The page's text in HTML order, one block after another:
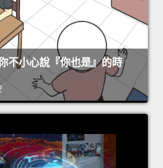
不小心說『你也是』的時